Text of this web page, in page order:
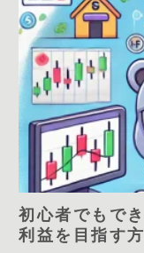
初心者でもで
利益を目指す